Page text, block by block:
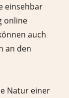
einsehbar
online
auch
an den
Natur einer